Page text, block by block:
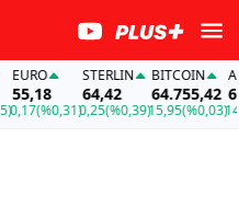
(%0,31)
STERLIN
64,42
0,25(%0,39)
BITCOIN
64.755,42
15,95(%0,03)
ALTIN
148,91